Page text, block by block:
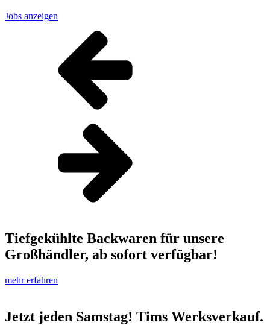
Jobs anzeigen
Tiefgekühlte Backwaren für unsere
Großhändler, ab sofort verfügbar!
mehr erfahren
Jetzt jeden Samstag! Tims Werksverkauf.